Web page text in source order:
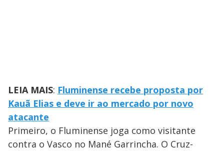
LEIA MAIS: Fluminense recebe proposta por
Kauã Elias e deve ir ao mercado por novo
atacante
Primeiro, o Fluminense joga como visitante
contra o Vasco no Mané Garrincha. O Cruz-